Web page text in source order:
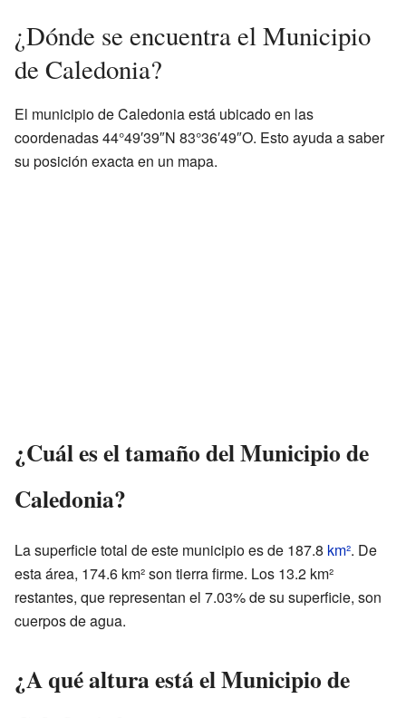
¿Dónde se encuentra el Municipio
de Caledonia?
El municipio de Caledonia está ubicado en las
coordenadas 44°49′39″N 83°36′49″O. Esto ayuda a saber
su posición exacta en un mapa.
¿Cuál es el tamaño del Municipio de
Caledonia?
La superficie total de este municipio es de 187.8 km². De
esta área, 174.6 km² son tierra firme. Los 13.2 km²
restantes, que representan el 7.03% de su superficie, son
cuerpos de agua.
¿A qué altura está el Municipio de